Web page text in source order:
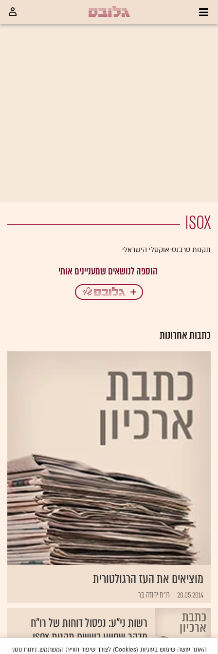
תקנות סרבנס-אוקסלי הישראלי
כתבות אחרונות
מוציאים את העז הרגולטורית
20.05.2014 רו"ח יהודה בר
רשות ני"ע: נפסול דוחות של רו"ח
מבקר שסייע ביישום תקנות ISOX
12.09.2011
האתר עושה שימוש בעוגיות (Cookies) לצורך שיפור חוויית המשתמש, ניתוח נתוני